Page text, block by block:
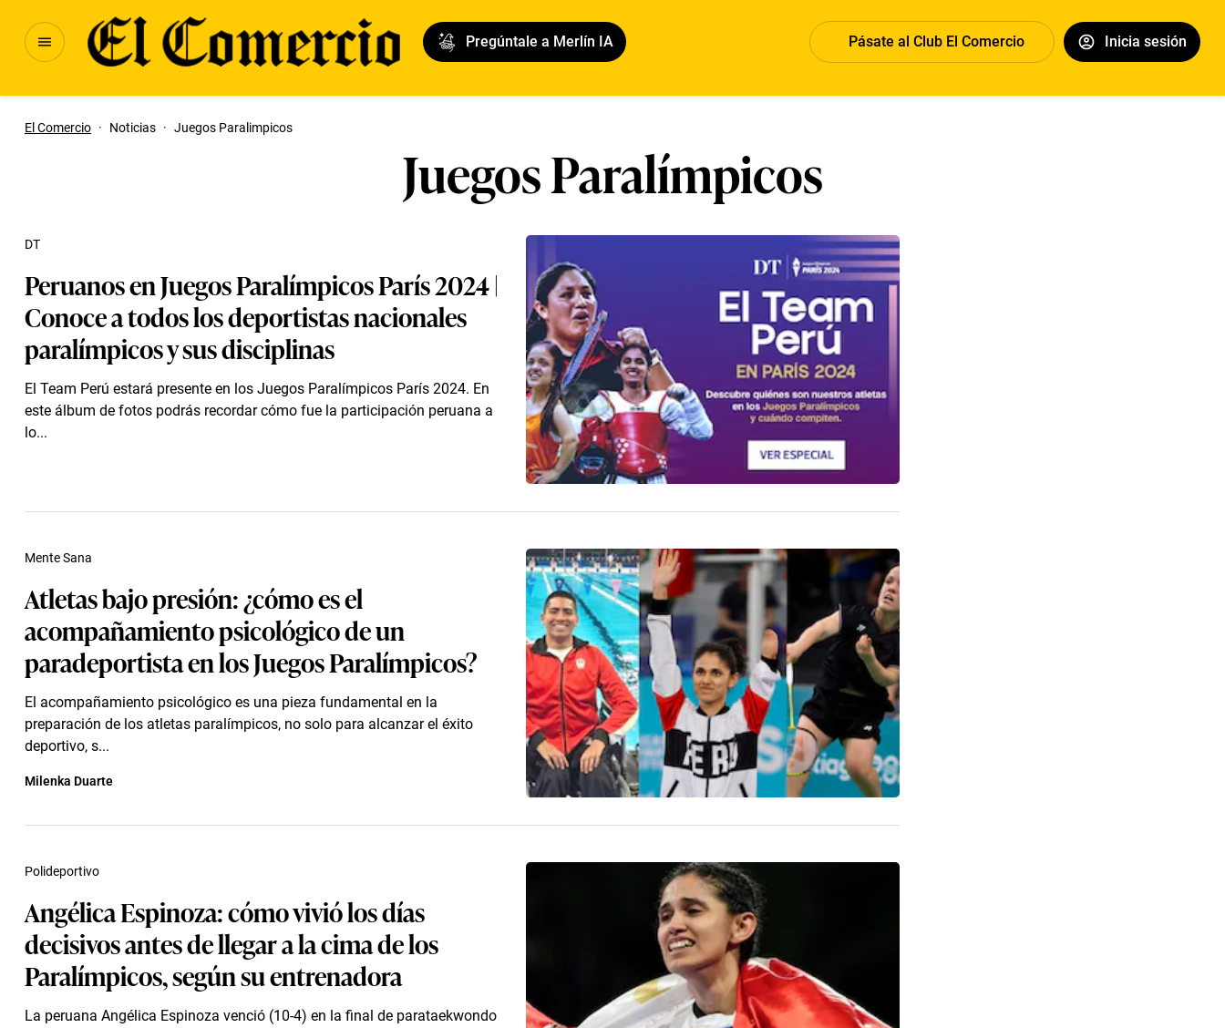
Pregúntale a Merlín IA Pásate al Club El Comercio Inicia sesión
El Comercio · Noticias · Juegos Paralimpicos
Juegos Paralímpicos
Peruanos en Juegos Paralímpicos París 2024 |
Conoce a todos los deportistas nacionales
paralímpicos y sus disciplinas
El Team Perú estará presente en los Juegos Paralímpicos París 2024. En
este álbum de fotos podrás recordar cómo fue la participación peruana a
lo...
DT
Atletas bajo presión: ¿cómo es el
acompañamiento psicológico de un
paradeportista en los Juegos Paralímpicos?
El acompañamiento psicológico es una pieza fundamental en la
preparación de los atletas paralímpicos, no solo para alcanzar el éxito
deportivo, s...
Mente Sana
Milenka Duarte
Angélica Espinoza: cómo vivió los días
decisivos antes de llegar a la cima de los
Paralímpicos, según su entrenadora
La peruana Angélica Espinoza venció (10-4) en la final de parataekwondo
Polideportivo